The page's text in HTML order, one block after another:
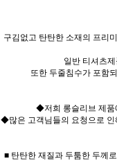
구김없고 탄탄한 소재의 프리
일반 티셔츠
또한 두줄침수가 포함
◆저희 롱슬리브 제품
◆많은 고객님들의 요청으로
■ 탄탄한 재질과 두툼한 두께